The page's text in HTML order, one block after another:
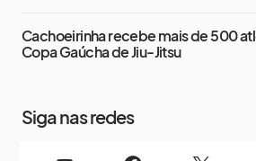
Cachoeirinha recebe mais de 500
Copa Gaúcha de Jiu-Jitsu
Siga nas redes